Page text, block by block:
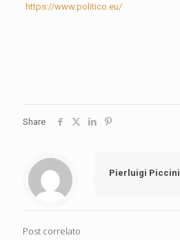
https://www.politico.eu/
Share
Pierluigi Piccini
Post correlato